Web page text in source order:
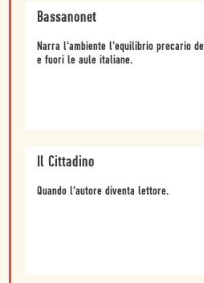
Bassanonet
Narra l'ambiente l'equilibrio precario
e fuori le aule italiane.
Il Cittadino
Quando l'autore diventa lettore.